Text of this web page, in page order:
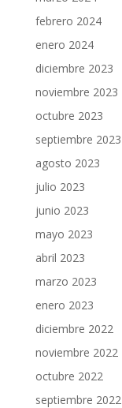
febrero 2024
enero 2024
diciembre 2023
noviembre 2023
octubre 2023
septiembre 2023
agosto 2023
julio 2023
junio 2023
mayo 2023
abril 2023
marzo 2023
enero 2023
diciembre 2022
noviembre 2022
octubre 2022
septiembre 2022